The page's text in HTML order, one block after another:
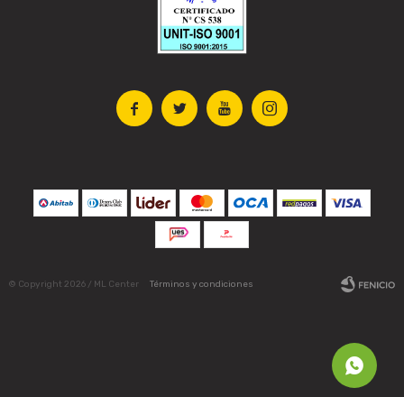
   
© Copyright 2026 / ML Center Términos y condiciones